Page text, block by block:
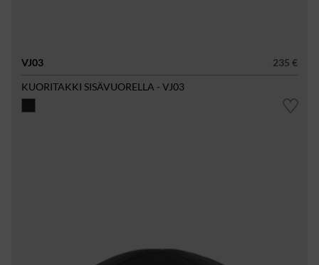
VJ03
235 €
KUORITAKKI SISÄVUORELLA - VJ03